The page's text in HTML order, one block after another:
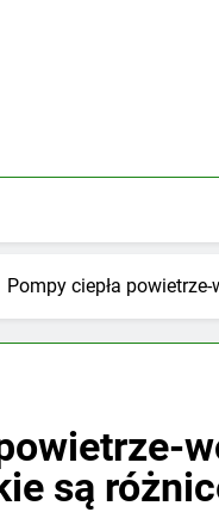
Pompy ciepła
są